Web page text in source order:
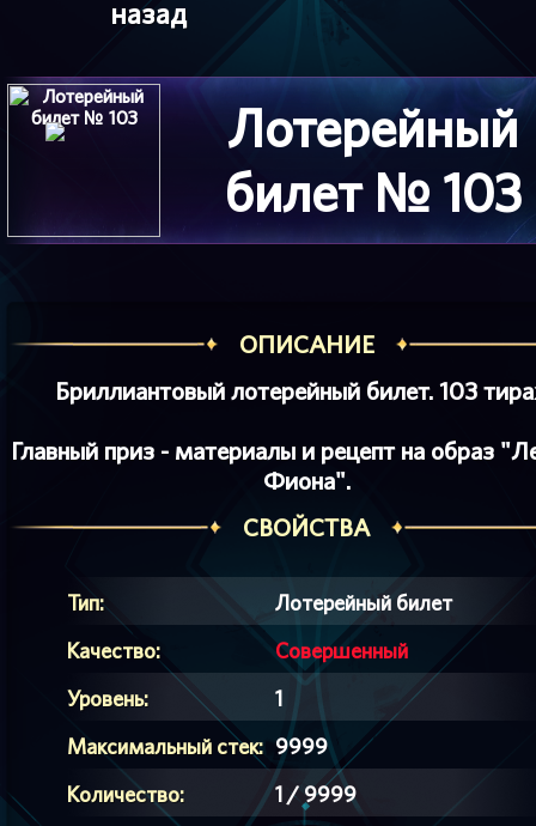
назад
Лотерейный
билет № 103
ОПИСАНИЕ
Бриллиантовый лотерейный билет. 103
Главный приз - материалы и рецепт на образ
Фиона".
СВОЙСТВА
Тип:
Лотерейный билет
Качество:
Совершенный
Уровень:
1
Максимальный стек: 9999
Количество:
1 / 9999